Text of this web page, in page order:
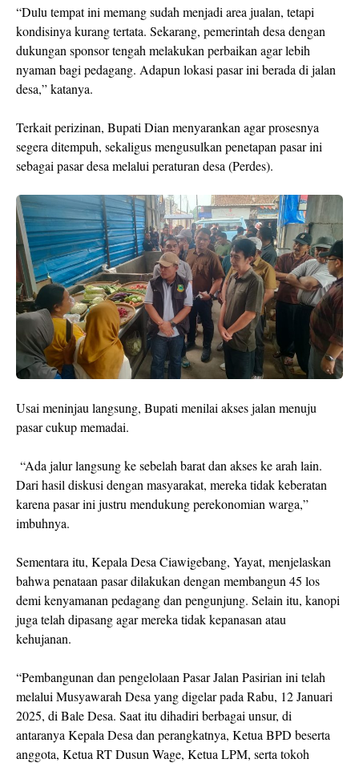
“Dulu tempat ini memang sudah menjadi area jualan, tetapi
kondisinya kurang tertata. Sekarang, pemerintah desa dengan
dukungan sponsor tengah melakukan perbaikan agar lebih
nyaman bagi pedagang. Adapun lokasi pasar ini berada di jalan
desa,” katanya.
Terkait perizinan, Bupati Dian menyarankan agar prosesnya
segera ditempuh, sekaligus mengusulkan penetapan pasar ini
sebagai pasar desa melalui peraturan desa (Perdes).
Usai meninjau langsung, Bupati menilai akses jalan menuju
pasar cukup memadai.
“Ada jalur langsung ke sebelah barat dan akses ke arah lain.
Dari hasil diskusi dengan masyarakat, mereka tidak keberatan
karena pasar ini justru mendukung perekonomian warga,”
imbuhnya.
Sementara itu, Kepala Desa Ciawigebang, Yayat, menjelaskan
bahwa penataan pasar dilakukan dengan membangun 45 los
demi kenyamanan pedagang dan pengunjung. Selain itu, kanopi
juga telah dipasang agar mereka tidak kepanasan atau
kehujanan.
“Pembangunan dan pengelolaan Pasar Jalan Pasirian ini telah
melalui Musyawarah Desa yang digelar pada Rabu, 12 Januari
2025, di Bale Desa. Saat itu dihadiri berbagai unsur, di
antaranya Kepala Desa dan perangkatnya, Ketua BPD beserta
anggota, Ketua RT Dusun Wage, Ketua LPM, serta tokoh